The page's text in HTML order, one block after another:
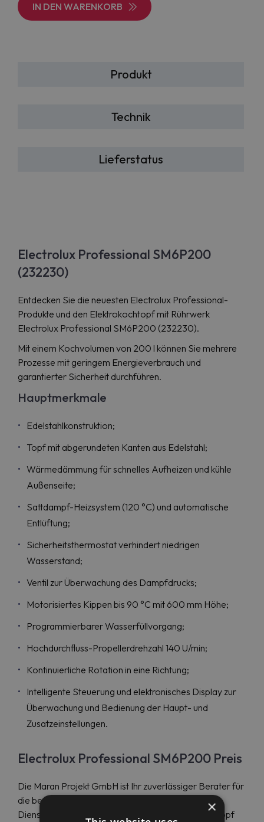
IN DEN WARENKORB
Produkt
Technik
Lieferstatus
Electrolux Professional SM6P200
(232230)
Entdecken Sie die neuesten Electrolux Professional-
Produkte und den Elektrokochtopf mit Rührwerk
Electrolux Professional SM6P200 (232230).
Mit einem Kochvolumen von 200 l können Sie mehrere
Prozesse mit geringem Energieverbrauch und
garantierter Sicherheit durchführen.
Hauptmerkmale
Edelstahlkonstruktion;
Topf mit abgerundeten Kanten aus Edelstahl;
Wärmedämmung für schnelles Aufheizen und kühle
Außenseite;
Sattdampf-Heizsystem (120 °C) und automatische
Entlüftung;
Sicherheitsthermostat verhindert niedrigen
Wasserstand;
Ventil zur Überwachung des Dampfdrucks;
Motorisiertes Kippen bis 90 °C mit 600 mm Höhe;
Programmierbarer Wasserfüllvorgang;
Hochdurchfluss-Propellerdrehzahl 140 U/min;
Kontinuierliche Rotation in eine Richtung;
Intelligente Steuerung und elektronisches Display zur
Überwachung und Bedienung der Haupt- und
Zusatzeinstellungen.
Electrolux Professional SM6P200 Preis
Die Maran Projekt GmbH ist Ihr zuverlässiger Berater für
die besten Electrolux Professional Produkte und
Dienstleistungen und liefert Ihnen den Elektrokochtopf
×